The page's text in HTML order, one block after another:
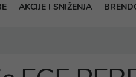
AKCIJE I SNIŽENJA